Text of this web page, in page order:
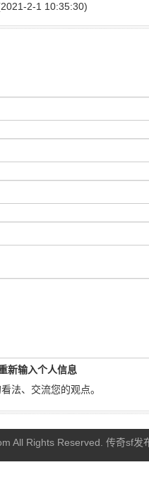
2-1 10:35:30)
新输入个人信息
法、交流您的观点。
All Rights Reserved. 传奇sf发